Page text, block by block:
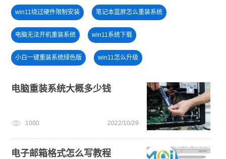
win11绕过硬件限制安装 笔记本蓝屏怎么重装系统
电脑无法开机重装系统 win11系统下载
小白一键重装系统绿色版 win11怎么升级
windows11教程
win7系统重装 安装win10系统
小白一键重装系统win10教程
电脑重装系统大概多少钱
1000 2022/10/29
电子邮箱格式怎么写教程